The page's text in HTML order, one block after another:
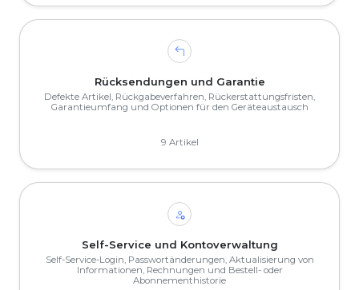
Rücksendungen und Garantie
Defekte Artikel, Rückgabeverfahren, Rückerstattungsfristen,
Garantieumfang und Optionen für den Geräteaustausch
9 Artikel
Self-Service und Kontoverwaltung
Self-Service-Login, Passwortänderungen, Aktualisierung von
Informationen, Rechnungen und Bestell- oder
Abonnementhistorie